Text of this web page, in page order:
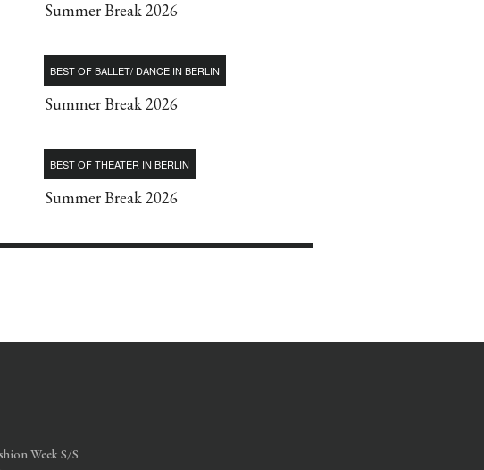
Summer Break 2026
BEST OF BALLET/ DANCE IN BERLIN
Summer Break 2026
BEST OF THEATER IN BERLIN
Summer Break 2026
Week S/S